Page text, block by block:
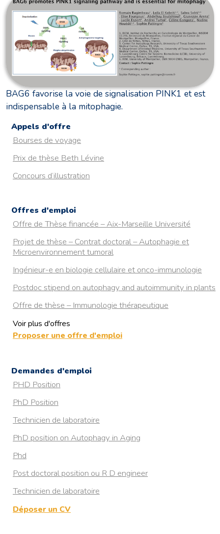
BAG6 favorise la voie de signalisation PINK1 et est
indispensable à la mitophagie.
Appels d'offre
Bourses de voyage
Prix de thèse Beth Lévine
Concours d’illustration
Offres d'emploi
Offre de Thèse financée – Aix-Marseille Université
Projet de thèse – Contrat doctoral – Autophagie et
Microenvironnement tumoral
Ingénieur-e en biologie cellulaire et onco-immunologie
Postdoc stipend on autophagy and autoimmunity in plants
Offre de thèse – Immunologie thérapeutique
Voir plus d'offres
PhD position on Autophagy in Aging
RESISTANCE A L’HYPOXIE CHEZ LA TRUITE ARC-EN-
CIEL : DECRYPTAGE DU ROLE DE L’AUTOPHAGIE
MEDIEE PAR LES PROTEINES CHAPERONNES
Postdoc in ultrastructural examination of autophagy in
health and neurodegenerative diseases
4 years postdoctoral position in Organelle Quality Control
Proposer une offre d'emploi
Demandes d'emploi
PHD Position
PhD Position
Technicien de laboratoire
PhD position on Autophagy in Aging
Phd
Post doctoral position ou R D engineer
Technicien de laboratoire
Déposer un CV